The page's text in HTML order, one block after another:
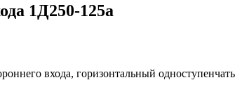
1Д250-125а
входа, горизонтальный